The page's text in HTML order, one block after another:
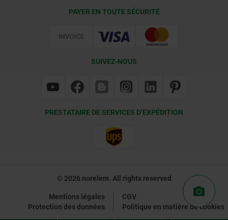
PAYER EN TOUTE SÉCURITÉ
SUIVEZ-NOUS
PRESTATAIRE DE SERVICES D’EXPÉDITION
© 2026 norelem. All rights reserved
Mentions légales
CGV
Protection des données
Politique en matière de cookies